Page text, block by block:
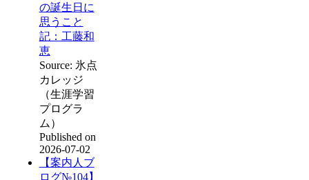
の誕生日に
思うこと
記：工藤和
恵
Source: 氷点
カレッジ
（生涯学習
プログラ
ム）
Published on
2026-07-02
【案内人ブ
ログ№104】